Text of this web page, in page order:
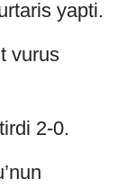
yapti.
vurus
2-0.